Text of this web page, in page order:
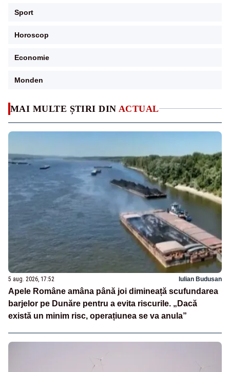
MAI MULTE ȘTIRI DIN ACTUAL
5 aug. 2026, 17:52 Iulian Budusan
Apele Române amâna până joi dimineață scufundarea
barjelor pe Dunăre pentru a evita riscurile. „Dacă
există un minim risc, operațiunea se va anula”
Sport
Horoscop
Economie
Monden